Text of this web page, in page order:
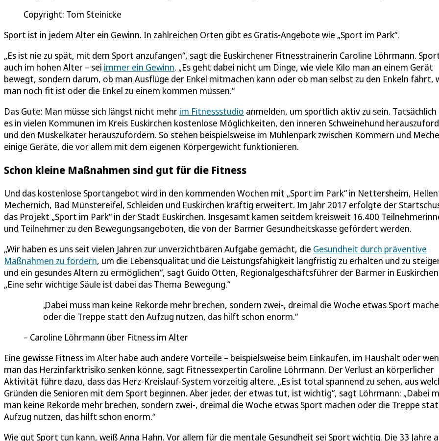
Copyright: Tom Steinicke
Sport ist in jedem Alter ein Gewinn. In zahlreichen Orten gibt es Gratis-Angebote wie „Sport im Park“.
„Es ist nie zu spät, mit dem Sport anzufangen“, sagt die Euskirchener Fitnesstrainerin Caroline Löhrmann.
auch im hohen Alter – sei immer ein Gewinn. „Es geht dabei nicht um Dinge, wie viele Kilo man an einem Gerät
bewegt, sondern darum, ob man Ausflüge der Enkel mitmachen kann oder ob man selbst zu den Enkeln fährt,
man noch fit ist oder die Enkel zu einem kommen müssen.“
Das Gute: Man müsse sich längst nicht mehr im Fitnessstudio anmelden, um sportlich aktiv zu sein.
es in vielen Kommunen im Kreis Euskirchen kostenlose Möglichkeiten, den inneren Schweinehund
und den Muskelkater herauszufordern. So stehen beispielsweise im Mühlenpark zwischen Kommern und
einige Geräte, die vor allem mit dem eigenen Körpergewicht funktionieren.
Schon kleine Maßnahmen sind gut für die Fitness
Und das kostenlose Sportangebot wird in den kommenden Wochen mit „Sport im Park“ in Nettersheim,
Mechernich, Bad Münstereifel, Schleiden und Euskirchen kräftig erweitert. Im Jahr 2017 erfolgte der
das Projekt „Sport im Park“ in der Stadt Euskirchen. Insgesamt kamen seitdem kreisweit 16.400
und Teilnehmer zu den Bewegungsangeboten, die von der Barmer Gesundheitskasse gefördert werden.
„Wir haben es uns seit vielen Jahren zur unverzichtbaren Aufgabe gemacht, die Gesundheit durch präventive
Maßnahmen zu fördern, um die Lebensqualität und die Leistungsfähigkeit langfristig zu erhalten und zu
und ein gesundes Altern zu ermöglichen“, sagt Guido Otten, Regionalgeschäftsführer der Barmer in
„Eine sehr wichtige Säule ist dabei das Thema Bewegung.“
Dabei muss man keine Rekorde mehr brechen, sondern zwei-, dreimal die Woche etwas Sport
oder die Treppe statt den Aufzug nutzen, das hilft schon enorm.
Caroline Löhrmann über Fitness im Alter
Eine gewisse Fitness im Alter habe auch andere Vorteile – beispielsweise beim Einkaufen, im Haushalt oder
man das Herzinfarktrisiko senken könne, sagt Fitnessexpertin Caroline Löhrmann. Der Verlust an körperlicher
Aktivität führe dazu, dass das Herz-Kreislauf-System vorzeitig altere. „Es ist total spannend zu sehen, aus
Gründen die Senioren mit dem Sport beginnen. Aber jeder, der etwas tut, ist wichtig“, sagt Löhrmann: „Dabei
man keine Rekorde mehr brechen, sondern zwei-, dreimal die Woche etwas Sport machen oder die Treppe
Aufzug nutzen, das hilft schon enorm.“
Wie gut Sport tun kann, weiß Anna Hahn. Vor allem für die mentale Gesundheit sei Sport wichtig. Die 33 Jahre